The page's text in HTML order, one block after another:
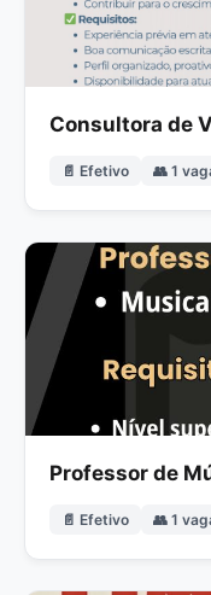
Consultora de
📄 Efetivo 👥 1
Professor de
📄 Efetivo 👥 1